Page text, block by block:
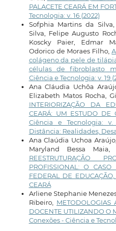
PALACETE CEARÁ EM
Tecnologia: v. 16 (2022)
Sofphia Martins da
Silva, Felipe Augusto
Koscky Paier, Edmar
Odorico de Moraes Filho,
colágeno da pele de
células de fibroblasto
Ciência e Tecnologia: v. 19
Ana Cláudia Uchôa
Elizabeth Matos Rocha,
INTERIORIZAÇÃO DA
CEARÁ: UM ESTUDO DE
Ciência e Tecnologia:
Distância: Realidades,
Ana Claúdia Uchoa
Maryland Bessa Maia,
REESTRUTURAÇÃO
PROFISSIONAL: O
FEDERAL DE
CEARÁ
Arliene Stephanie
Ribeiro, METODOLOGIAS
DOCENTE UTILIZANDO O
Conexões - Ciência e